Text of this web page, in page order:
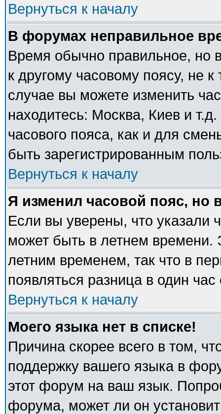
Вернуться к началу
В форумах неправильное
Время обычно правильное, но
к другому часовому поясу, не
случае вы можете изменить
находитесь: Москва, Киев и
часового пояса, как и для
быть зарегистрированным
Вернуться к началу
Я изменил часовой пояс, но
Если вы уверены, что указали
может быть в летнем времени.
летним временем, так что в
появляться разница в один
Вернуться к началу
Моего языка нет в списке!
Причина скорее всего в том,
поддержку вашего языка в
этот форум на ваш язык.
форума, может ли он